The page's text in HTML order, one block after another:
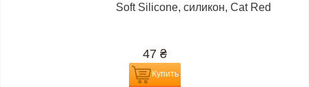
Soft Silicone, силикон, Cat Red
47 ₴
Купить